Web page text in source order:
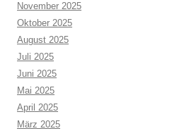
November 2025
Oktober 2025
August 2025
Juli 2025
Juni 2025
Mai 2025
April 2025
März 2025